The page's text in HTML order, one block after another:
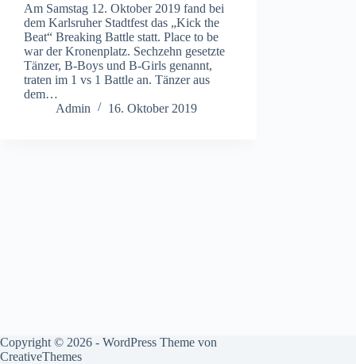
Am Samstag 12. Oktober 2019 fand bei
dem Karlsruher Stadtfest das „Kick the
Beat“ Breaking Battle statt. Place to be
war der Kronenplatz. Sechzehn gesetzte
Tänzer, B-Boys und B-Girls genannt,
traten im 1 vs 1 Battle an. Tänzer aus
dem…
Admin
16. Oktober 2019
Copyright © 2026 - WordPress Theme von
CreativeThemes